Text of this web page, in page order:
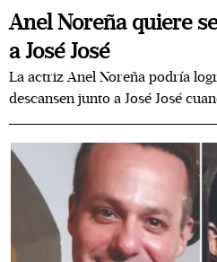
Anel Noreña quiere
a José José
La actriz Anel Noreña podría
descansen junto a José José